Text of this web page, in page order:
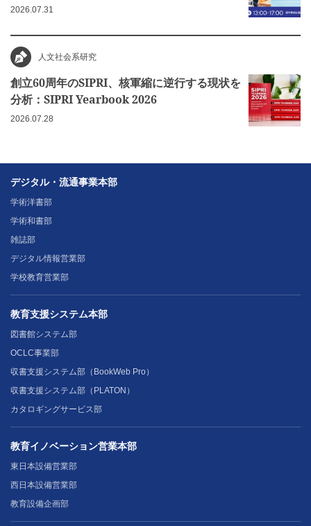
2026.07.31
人文社会系研究
創立60周年のSIPRI、核軍縮に逆行する現状を
分析：SIPRI Yearbook 2026
2026.07.28
デジタル・流通事業本部
学術洋書部
学術和書部
雑誌部
デジタル情報営業部
学校教育営業部
教育支援システム本部
図書館システム部
OCLC事業部
収書支援システム部（BookWeb Pro）
収書支援システム部（PLATON）
カタロギングサービス部
教育イノベーション営業本部
東日本設備営業部
西日本設備営業部
教育設備企画部